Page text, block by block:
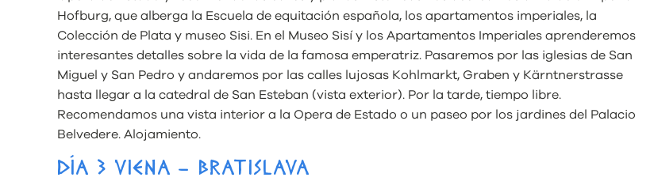
Hofburg, que alberga la Escuela de equitación española, los apartamentos imperiales, la
Colección de Plata y museo Sisi. En el Museo Sisí y los Apartamentos Imperiales aprenderemos
interesantes detalles sobre la vida de la famosa emperatriz. Pasaremos por las iglesias de San
Miguel y San Pedro y andaremos por las calles lujosas Kohlmarkt, Graben y Kärntnerstrasse
hasta llegar a la catedral de San Esteban (vista exterior). Por la tarde, tiempo libre.
Recomendamos una vista interior a la Opera de Estado o un paseo por los jardines del Palacio
Belvedere. Alojamiento.
DÍA 3 VIENA – BRATISLAVA